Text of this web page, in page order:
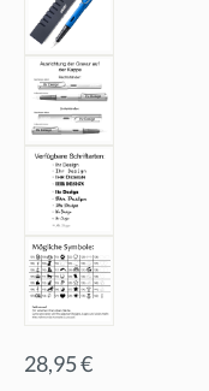
28,95 €